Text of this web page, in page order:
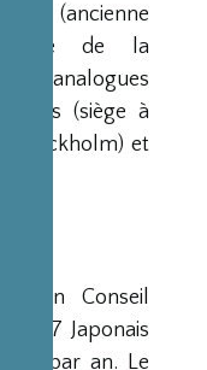
(ancienne
de la
analogues
Unis (siège à
Stockholm) et
un Conseil
7 Japonais
fois par an. Le